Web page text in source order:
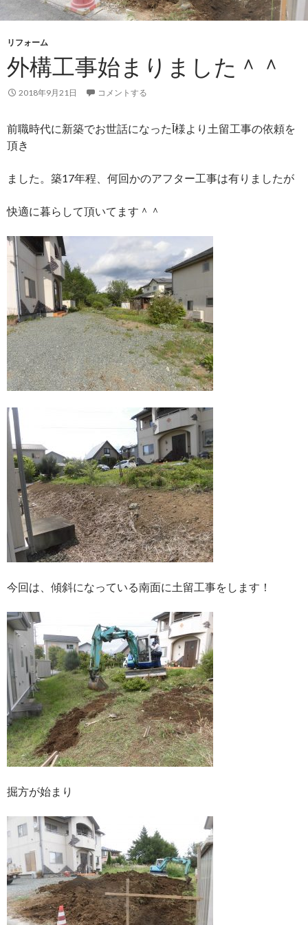
リフォーム
外構工事始まりました＾＾
2018年9月21日 コメントする
前職時代に新築でお世話になったĪ様より土留工事の依頼を
頂き
ました。築17年程、何回かのアフター工事は有りましたが
快適に暮らして頂いてます＾＾
今回は、傾斜になっている南面に土留工事をします！
掘方が始まり